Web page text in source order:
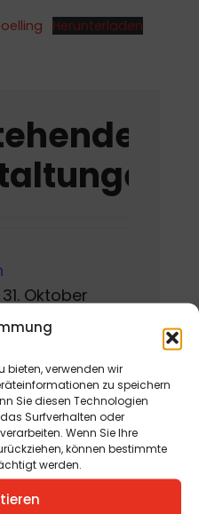
bieten, verwenden wir
zu speichern
Sie diesen Technologien
Surfverhalten oder
Wenn Sie Ihre
können bestimmte
werden.
Herunterladen
Oktober
- 16. August
der
in St.